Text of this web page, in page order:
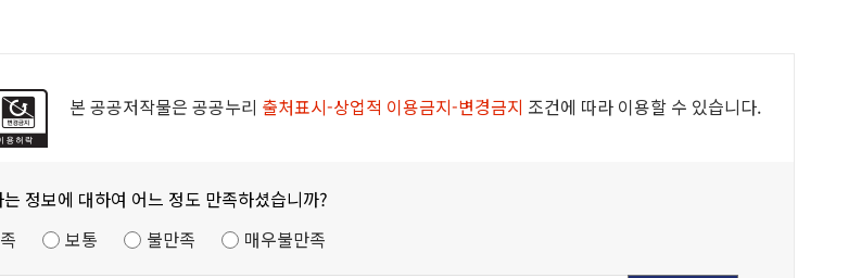
본 공공저작물은 공공누리 출처표시-상업적 이용금지-변경금지 조건에 따라 이용할 수 있습니다.
정보에 대하여 어느 정도 만족하셨습니까?
보통 불만족 매우불만족